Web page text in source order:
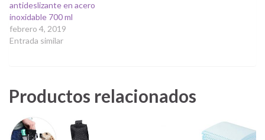
antideslizante en acero
inoxidable 700 ml
febrero 4, 2019
Entrada similar
Productos relacionados